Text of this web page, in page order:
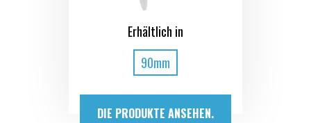
Erhältlich in
90mm
DIE PRODUKTE ANSEHEN.